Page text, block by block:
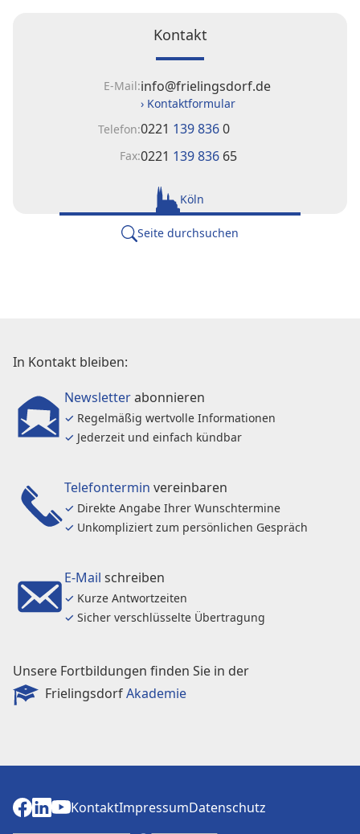
Kontakt
Kontakt
E-Mail:info@frielingsdorf.de
› Kontaktformular
Telefon:0221 139 8360
Fax:0221 139 836 65
Köln
Seite durchsuchen
In Kontakt bleiben:
Newsletterabonnieren
✓ Regelmäßig wertvolle Informationen
✓ Jederzeit und einfach kündbar
Telefontermin vereinbaren
✓ Direkte Angabe Ihrer Wunschtermine
✓ Unkompliziert zum persönlichen Gespräch
E-Mail schreiben
✓ Kurze Antwortzeiten
✓ Sicher verschlüsselte Übertragung
Unsere Fortbildungen finden Sie in der
FrielingsdorfAkademie
KontaktImpressumDatenschutz